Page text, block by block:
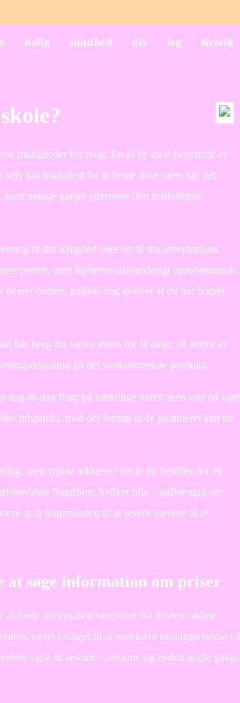
bolig sundhed diy leg livsstil
muligheder for fragt. En af de mest benyttede er
har mulighed for at hente dine varer når det
mange gange ydermere den prisbilligste
til din lejlighed eller ud til din arbejdsplads.
pebret, men ligeledes ualmindeligt uproblematisk.
henter ordren, hvilket dog kræver at du har bopæl
har brug for varen inden for få dage, så derfor er
på det vedkommende produkt.
dag-til-dag fragt på adskillige varer, men vær på vagt
tidspunkt, med det formål at de garanteret kan nå
men typisk afkræver det at du bestiller for en
fragtform, hvilket ofte – uafhængig om
at få fragtmanden til at levere varerne til et
søge information om priser
at finde information om priser fra diverse online
været tvunget til at nedskære udsalgspriserne på
også til voksne – enormt, og endda nogle gange